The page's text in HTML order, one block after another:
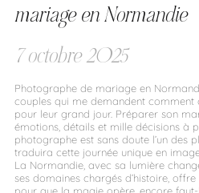
mariage en Normandie
7 octobre 2025
Photographe de mariage en
couples qui me demandent
pour leur grand jour. Préparer son
émotions, détails et mille décisions à
photographe est sans doute l’un des
traduira cette journée unique en
La Normandie, avec sa lumière
ses domaines chargés d’histoire,